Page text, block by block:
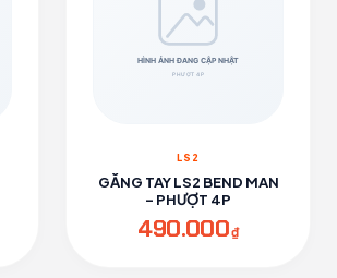
LS2
GĂNG TAY LS2 BEND MAN
- PHƯỢT 4P
490.000₫